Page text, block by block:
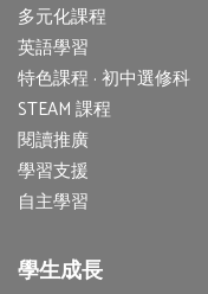
多元化課程
英語學習
特色課程 · 初中選修科
STEAM 課程
閱讀推廣
學習支援
自主學習
學生成長